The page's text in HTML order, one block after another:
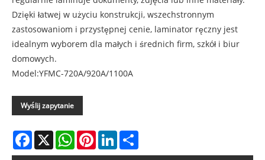
Dzięki łatwej w użyciu konstrukcji, wszechstronnym
zastosowaniom i przystępnej cenie, laminator ręczny jest
idealnym wyborem dla małych i średnich firm, szkół i biur
domowych.
Model:YFMC-720A/920A/1100A
Wyślij zapytanie
Facebook
X WhatsAppPinterestLinkedIn